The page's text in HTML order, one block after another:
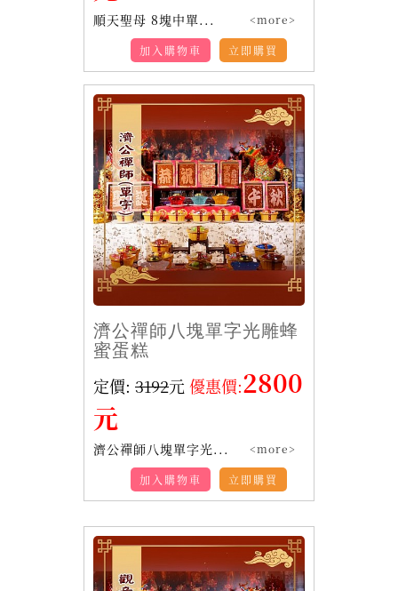
順天聖母 8塊中單... <more>
立即購買
加入購物車
濟公禪師八塊單字光雕蜂
蜜蛋糕
定價: 3192元 優惠價:2800
元
濟公禪師八塊單字光... <more>
立即購買
加入購物車